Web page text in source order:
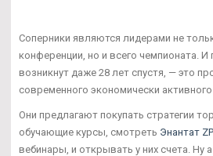
Соперники являются лидерами не
конференции, но и всего чемпионата.
возникнут даже 28 лет спустя, — это
современного экономически активного
Они предлагают покупать стратегии
обучающие курсы, смотреть Энантат
вебинары, и открывать у них счета. Ну